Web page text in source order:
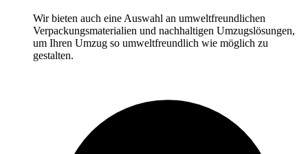
Wir bieten auch eine Auswahl an umweltfreundlichen
Verpackungsmaterialien und nachhaltigen Umzugslösungen,
um Ihren Umzug so umweltfreundlich wie möglich zu
gestalten.